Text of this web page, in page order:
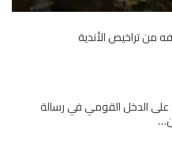
من تراخيص الأندية
على الدخل القومي في رسالة